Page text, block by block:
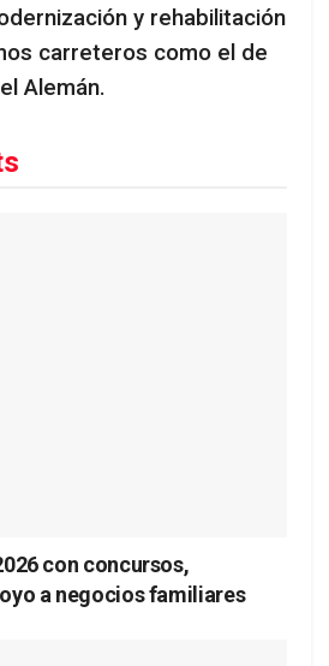
y rehabilitación
carreteros como el de
Alemán.
con concursos,
a negocios familiares